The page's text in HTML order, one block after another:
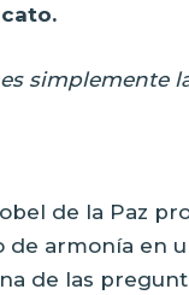
simplemente
de la Paz
armonía en
de las